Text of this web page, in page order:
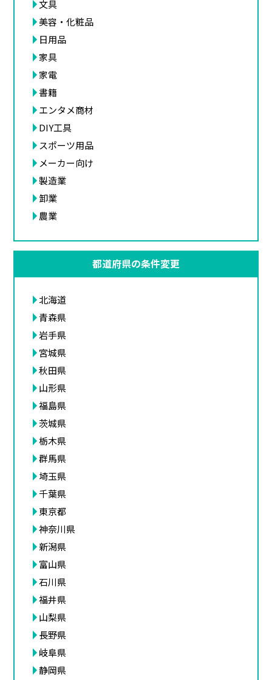
文具
美容・化粧品
日用品
家具
家電
書籍
エンタメ商材
DIY工具
スポーツ用品
メーカー向け
製造業
卸業
農業
都道府県の条件変更
北海道
青森県
岩手県
宮城県
秋田県
山形県
福島県
茨城県
栃木県
群馬県
埼玉県
千葉県
東京都
神奈川県
新潟県
富山県
石川県
福井県
山梨県
長野県
岐阜県
静岡県